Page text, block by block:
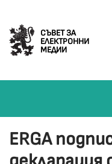
СЪВЕТ ЗА
ЕЛЕКТРОННИ
МЕДИИ
ERGA